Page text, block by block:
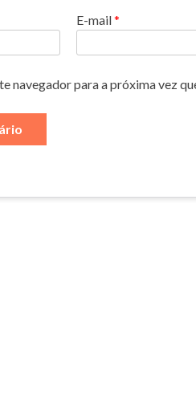
E-mail*
navegador para a próxima vez